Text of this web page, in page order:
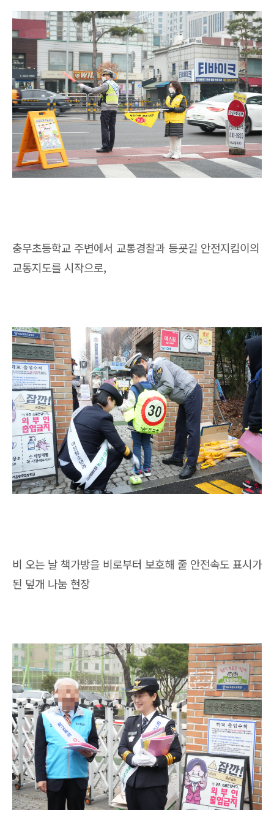
충무초등학교 주변에서 교통경찰과 등굣길 안전지킴이의
교통지도를 시작으로,
비 오는 날 책가방을 비로부터 보호해 줄 안전속도 표시가
된 덮개 나눔 현장